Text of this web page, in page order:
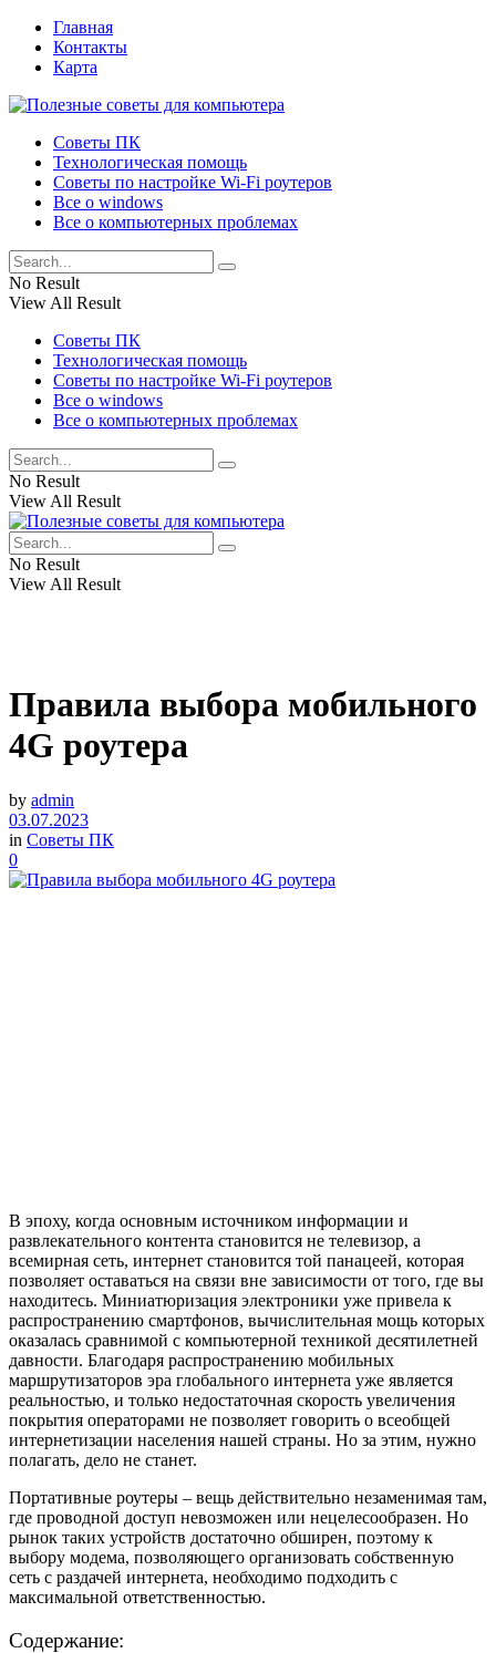
Главная
Контакты
Карта
Советы ПК
Технологическая помощь
Советы по настройке Wi-Fi роутеров
Все о windows
Все о компьютерных проблемах
No Result
View All Result
Советы ПК
Технологическая помощь
Советы по настройке Wi-Fi роутеров
Все о windows
Все о компьютерных проблемах
No Result
View All Result
No Result
View All Result
Правила выбора мобильного
4G роутера
by admin
03.07.2023
in Советы ПК
0
В эпоху, когда основным источником информации и
развлекательного контента становится не телевизор, а
всемирная сеть, интернет становится той панацеей, которая
позволяет оставаться на связи вне зависимости от того, где вы
находитесь. Миниатюризация электроники уже привела к
распространению смартфонов, вычислительная мощь которых
оказалась сравнимой с компьютерной техникой десятилетней
давности. Благодаря распространению мобильных
маршрутизаторов эра глобального интернета уже является
реальностью, и только недостаточная скорость увеличения
покрытия операторами не позволяет говорить о всеобщей
интернетизации населения нашей страны. Но за этим, нужно
полагать, дело не станет.
Портативные роутеры – вещь действительно незаменимая там,
где проводной доступ невозможен или нецелесообразен. Но
рынок таких устройств достаточно обширен, поэтому к
выбору модема, позволяющего организовать собственную
сеть с раздачей интернета, необходимо подходить с
максимальной ответственностью.
Содержание: